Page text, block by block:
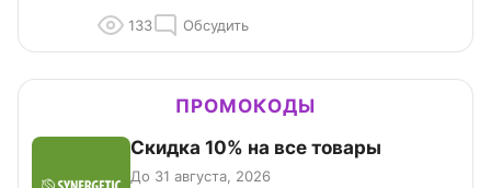
133 Обсудить
ПРОМОКОДЫ
Скидка 10% на все товары
До 31 августа, 2026